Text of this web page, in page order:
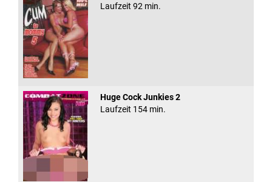
Laufzeit 92 min.
Huge Cock Junkies 2
Laufzeit 154 min.